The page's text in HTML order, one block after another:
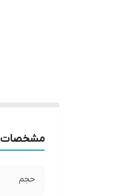
مشخصات
حجم